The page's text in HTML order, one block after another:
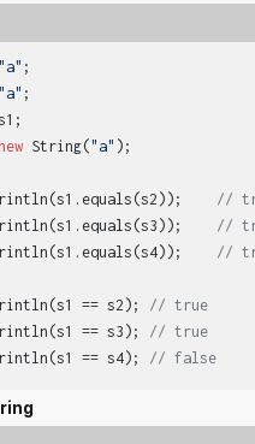
"a" ;
"a" ;
String("a" );
//
//
//
== s2); // true
== s3); // true
== s4); // false